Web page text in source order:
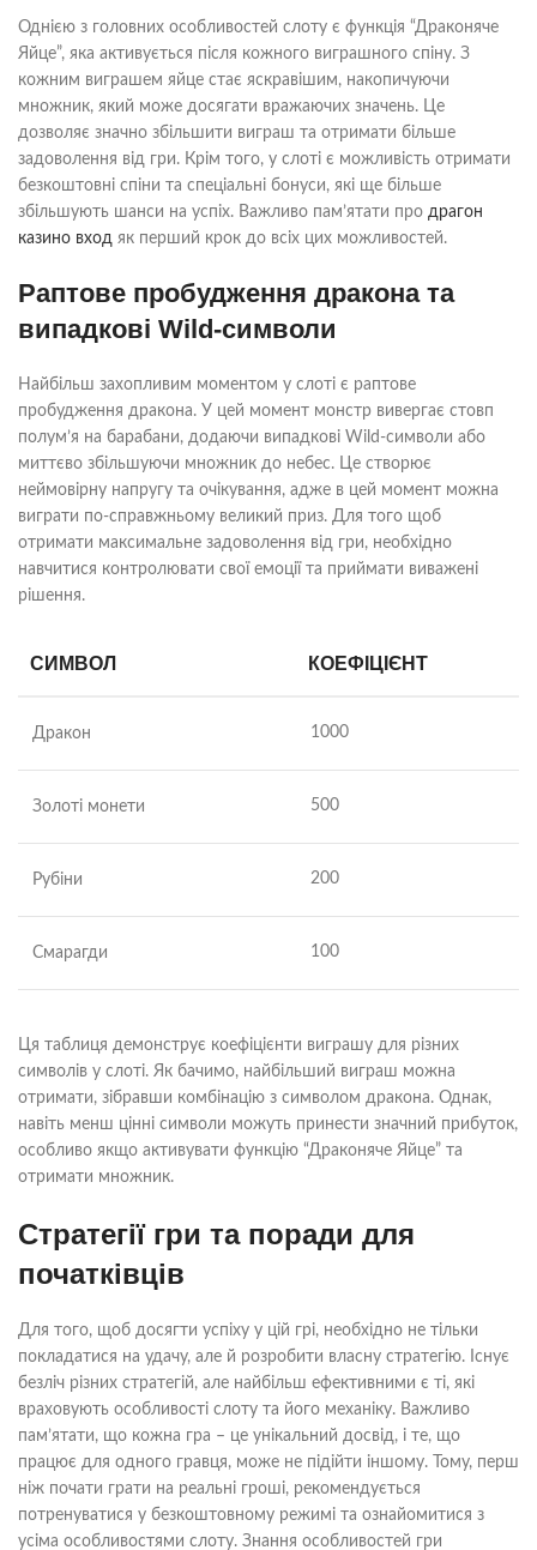
Однією з головних особливостей слоту є функція “Драконяче
Яйце”, яка активується після кожного виграшного спіну. З
кожним виграшем яйце стає яскравішим, накопичуючи
множник, який може досягати вражаючих значень. Це
дозволяє значно збільшити виграш та отримати більше
задоволення від гри. Крім того, у слоті є можливість отримати
безкоштовні спіни та спеціальні бонуси, які ще більше
збільшують шанси на успіх. Важливо пам’ятати про драгон
казино вход як перший крок до всіх цих можливостей.
Раптове пробудження дракона та
випадкові Wild-символи
Найбільш захопливим моментом у слоті є раптове
пробудження дракона. У цей момент монстр вивергає стовп
полум’я на барабани, додаючи випадкові Wild-символи або
миттєво збільшуючи множник до небес. Це створює
неймовірну напругу та очікування, адже в цей момент можна
виграти по-справжньому великий приз. Для того щоб
отримати максимальне задоволення від гри, необхідно
навчитися контролювати свої емоції та приймати виважені
рішення.
СИМВОЛ КОЕФІЦІЄНТ
Дракон 1000
Золоті монети 500
Рубіни 200
Смарагди 100
Ця таблиця демонструє коефіцієнти виграшу для різних
символів у слоті. Як бачимо, найбільший виграш можна
отримати, зібравши комбінацію з символом дракона. Однак,
навіть менш цінні символи можуть принести значний прибуток,
особливо якщо активувати функцію “Драконяче Яйце” та
отримати множник.
Стратегії гри та поради для
початківців
Для того, щоб досягти успіху у цій грі, необхідно не тільки
покладатися на удачу, але й розробити власну стратегію. Існує
безліч різних стратегій, але найбільш ефективними є ті, які
враховують особливості слоту та його механіку. Важливо
пам’ятати, що кожна гра – це унікальний досвід, і те, що
працює для одного гравця, може не підійти іншому. Тому, перш
ніж почати грати на реальні гроші, рекомендується
потренуватися у безкоштовному режимі та ознайомитися з
усіма особливостями слоту. Знання особливостей гри